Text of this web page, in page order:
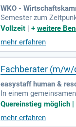
WKO -
Semester zum
nglischkenntnisse
Vollzeit |+weitere
mehr erfahren
Fachberater (m/w/
easystaff human &
In einem
Quereinstieg möglich
mehr erfahren